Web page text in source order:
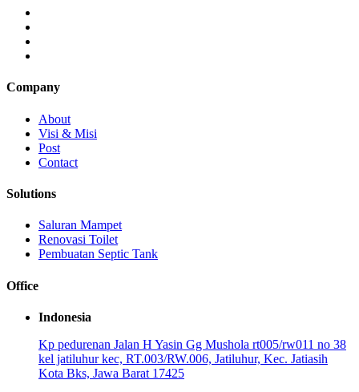
Company
About
Visi & Misi
Post
Contact
Solutions
Saluran Mampet
Renovasi Toilet
Pembuatan Septic Tank
Office
Indonesia
Kp pedurenan Jalan H Yasin Gg Mushola rt005/rw011 no 38
kel jatiluhur kec, RT.003/RW.006, Jatiluhur, Kec. Jatiasih
Kota Bks, Jawa Barat 17425